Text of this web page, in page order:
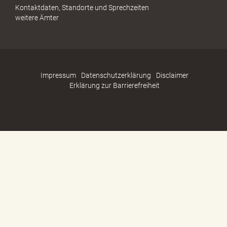
Kontaktdaten, Standorte und Sprechzeiten
weitere Ämter
Impressum Datenschutzerklärung
Disclaimer
Erklärung zur Barrierefreiheit